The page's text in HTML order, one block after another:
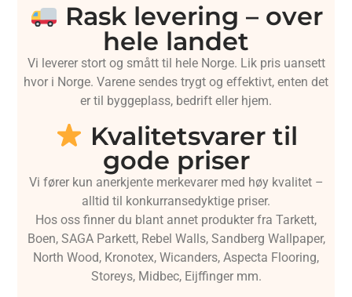
Rask levering – over
hele landet
Vi leverer stort og smått til hele Norge. Lik pris uansett
hvor i Norge. Varene sendes trygt og effektivt, enten det
er til byggeplass, bedrift eller hjem.
Kvalitetsvarer til
gode priser
Vi fører kun anerkjente merkevarer med høy kvalitet –
alltid til konkurransedyktige priser.
Hos oss finner du blant annet produkter fra Tarkett,
Boen, SAGA Parkett, Rebel Walls, Sandberg Wallpaper,
North Wood, Kronotex, Wicanders, Aspecta Flooring,
Storeys, Midbec, Eijffinger mm.